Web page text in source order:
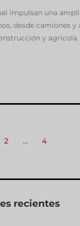
impulsan una
desde camiones y
y agrícola.
2 … 4
recientes